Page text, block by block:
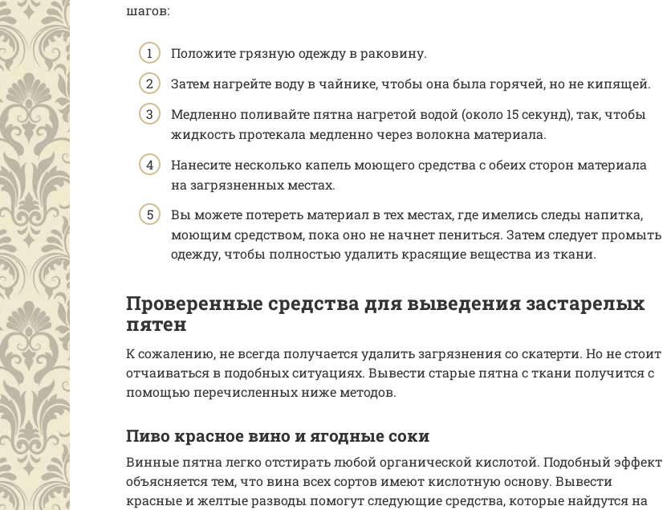
шагов:
Положите грязную одежду в раковину.
Затем нагрейте воду в чайнике, чтобы она была горячей, но не кипящей.
Медленно поливайте пятна нагретой водой (около 15 секунд), так, чтобы
жидкость протекала медленно через волокна материала.
Нанесите несколько капель моющего средства с обеих сторон материала
на загрязненных местах.
Вы можете потереть материал в тех местах, где имелись следы напитка,
моющим средством, пока оно не начнет пениться. Затем следует промыть
одежду, чтобы полностью удалить красящие вещества из ткани.
Проверенные средства для выведения застарелых
пятен
К сожалению, не всегда получается удалить загрязнения со скатерти. Но не стоит
отчаиваться в подобных ситуациях. Вывести старые пятна с ткани получится с
помощью перечисленных ниже методов.
Пиво красное вино и ягодные соки
Винные пятна легко отстирать любой органической кислотой. Подобный эффект
объясняется тем, что вина всех сортов имеют кислотную основу. Вывести
красные и желтые разводы помогут следующие средства, которые найдутся на